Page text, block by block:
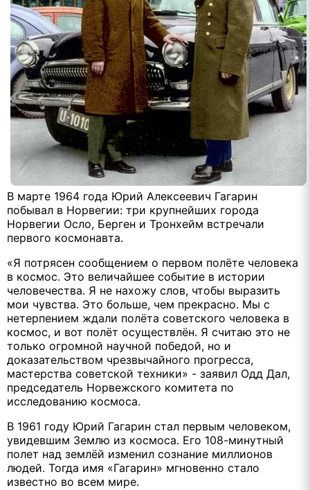
В марте 1964 года Юрий Алексеевич Гагарин
побывал в Норвегии: три крупнейших города
Норвегии Осло, Берген и Тронхейм встречали
первого космонавта.
«Я потрясен сообщением о первом полёте человека
в космос. Это величайшее событие в истории
человечества. Я не нахожу слов, чтобы выразить
мои чувства. Это больше, чем прекрасно. Мы с
нетерпением ждали полёта советского человека в
космос, и вот полёт осуществлён. Я считаю это не
только огромной научной победой, но и
доказательством чрезвычайного прогресса,
мастерства советской техники» - заявил Одд Дал,
председатель Норвежского комитета по
исследованию космоса.
В 1961 году Юрий Гагарин стал первым человеком,
увидевшим Землю из космоса. Его 108-минутный
полет над землёй изменил сознание миллионов
людей. Тогда имя «Гагарин» мгновенно стало
известно во всем мире.